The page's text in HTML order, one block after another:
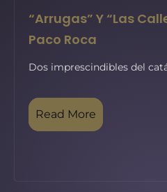
“Arrugas” Y “Las
Paco Roca
Dos imprescindibles del
Read More